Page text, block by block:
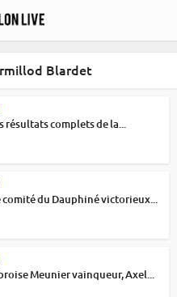
Blardet
résultats complets de la...
comité du Dauphiné victorieux...
Meunier vainqueur, Axel...